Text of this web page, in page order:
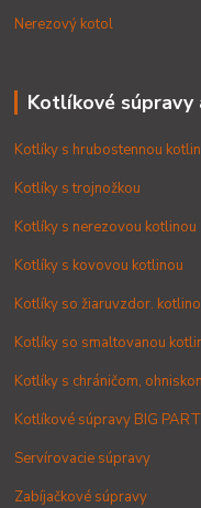
Nerezový kotol
Kotlíkové súpravy
Kotlíky s hrubostennou
Kotlíky s trojnožkou
Kotlíky s nerezovou kotlinou
Kotlíky s kovovou kotlinou
Kotlíky so žiaruvzdor.
Kotlíky so smaltovanou
Kotlíky s chráničom,
Kotlíkové súpravy BIG
Servírovacie súpravy
Zabíjačkové súpravy